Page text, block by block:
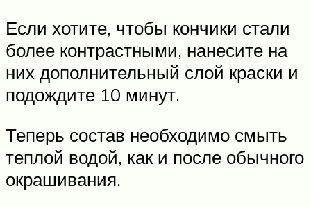
Если хотите, чтобы кончики стали
более контрастными, нанесите на
них дополнительный слой краски и
подождите 10 минут.
Теперь состав необходимо смыть
теплой водой, как и после обычного
окрашивания.